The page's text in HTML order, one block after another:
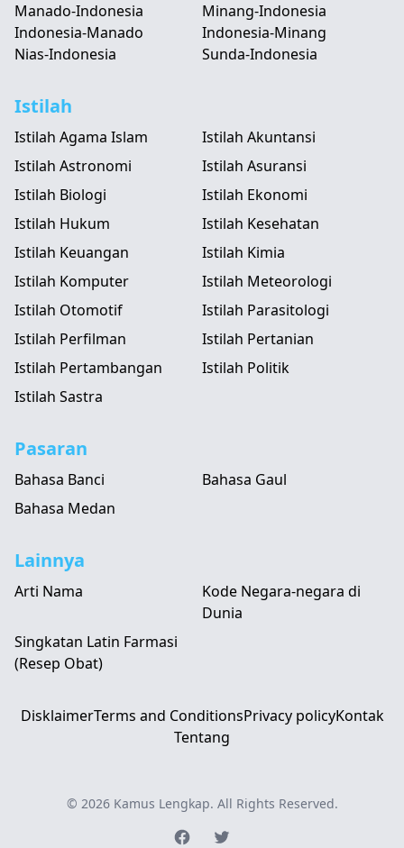
Manado-Indonesia
Indonesia-Manado
Minang-Indonesia
Indonesia-Minang
Nias-Indonesia
Sunda-Indonesia
Istilah
Istilah Agama Islam
Istilah Akuntansi
Istilah Astronomi
Istilah Asuransi
Istilah Biologi
Istilah Ekonomi
Istilah Hukum
Istilah Kesehatan
Istilah Keuangan
Istilah Kimia
Istilah Komputer
Istilah Meteorologi
Istilah Otomotif
Istilah Parasitologi
Istilah Perfilman
Istilah Pertanian
Istilah Pertambangan
Istilah Politik
Istilah Sastra
Pasaran
Bahasa Banci
Bahasa Gaul
Bahasa Medan
Lainnya
Arti Nama
Kode Negara-negara di
Dunia
Singkatan Latin Farmasi
(Resep Obat)
DisklaimerTerms and ConditionsPrivacy policyKontak
Tentang
© 2026 Kamus Lengkap. All Rights Reserved.